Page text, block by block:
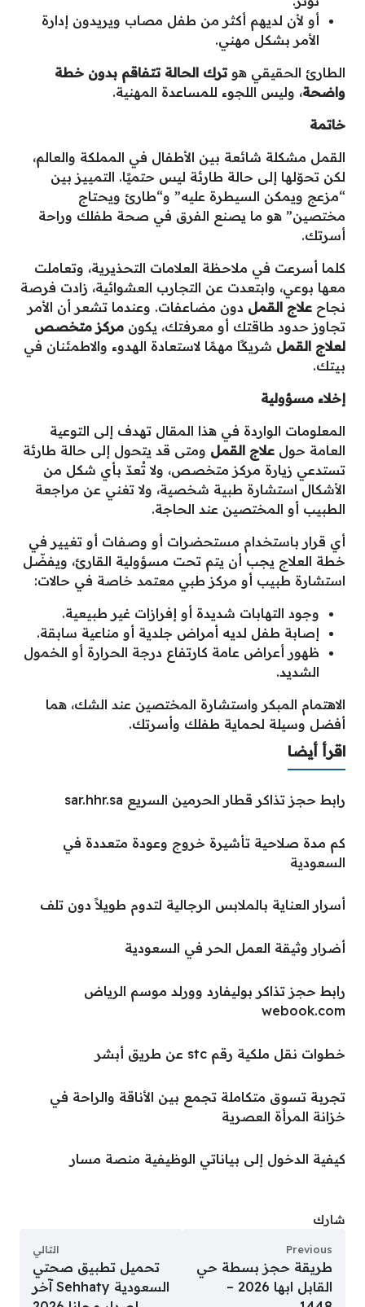
أو لأن لديهم أكثر من طفل مصاب ويريدون إدارة
الأمر بشكل مهني.
الطارئ الحقيقي هوترك الحالة تتفاقم بدون خطة
واضحة، وليس اللجوء للمساعدة المهنية.
خاتمة
القمل مشكلة شائعة بين الأطفال في المملكة والعالم،
لكن تحوّلها إلى حالة طارئة ليس حتميًا. التمييز بين
“مزعج ويمكن السيطرة عليه” و“طارئ ويحتاج
مختصين” هو ما يصنع الفرق في صحة طفلك وراحة
أسرتك.
كلما أسرعت في ملاحظة العلامات التحذيرية، وتعاملت
معها بوعي، وابتعدت عن التجارب العشوائية، زادت فرصة
نجاح علاج القمل دون مضاعفات. وعندما تشعر أن الأمر
تجاوز حدود طاقتك أو معرفتك، يكون مركز متخصص
لعلاج القمل شريكًا مهمًا لاستعادة الهدوء والاطمئنان في
بيتك.
إخلاء مسؤولية
المعلومات الواردة في هذا المقال تهدف إلى التوعية
العامة حول علاج القمل ومتى قد يتحول إلى حالة طارئة
تستدعي زيارة مركز متخصص، ولا تُعدّ بأي شكل من
الأشكال استشارة طبية شخصية، ولا تغني عن مراجعة
الطبيب أو المختصين عند الحاجة.
أي قرار باستخدام مستحضرات أو وصفات أو تغيير في
خطة العلاج يجب أن يتم تحت مسؤولية القارئ، ويفضّل
استشارة طبيب أو مركز طبي معتمد خاصة في حالات:
وجود التهابات شديدة أو إفرازات غير طبيعية.
إصابة طفل لديه أمراض جلدية أو مناعية سابقة.
ظهور أعراض عامة كارتفاع درجة الحرارة أو الخمول
الشديد.
الاهتمام المبكر واستشارة المختصين عند الشك، هما
أفضل وسيلة لحماية طفلك وأسرتك.
اقرأ أيضا
رابط حجز تذاكر قطار الحرمين السريع sar.hhr.sa
كم مدة صلاحية تأشيرة خروج وعودة متعددة في
السعودية
أسرار العناية بالملابس الرجالية لتدوم طويلاً دون تلف
أضرار وثيقة العمل الحر في السعودية
رابط حجز تذاكر بوليفارد وورلد موسم الرياض
webook.com
خطوات نقل ملكية رقم stc عن طريق أبشر
تجربة تسوق متكاملة تجمع بين الأناقة والراحة في
خزانة المرأة العصرية
كيفية الدخول إلى بياناتي الوظيفية منصة مسار
شارك
Previous
طريقة حجز بسطة حي
القابل ابها 2026 –
التالي
تحميل تطبيق صحتي
السعودية Sehhaty آخر